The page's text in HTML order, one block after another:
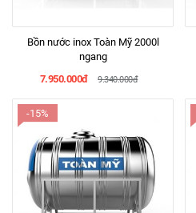
Bồn nước inox Toàn Mỹ 2000l
ngang
7.950.000đ
9.340.000đ
-15%